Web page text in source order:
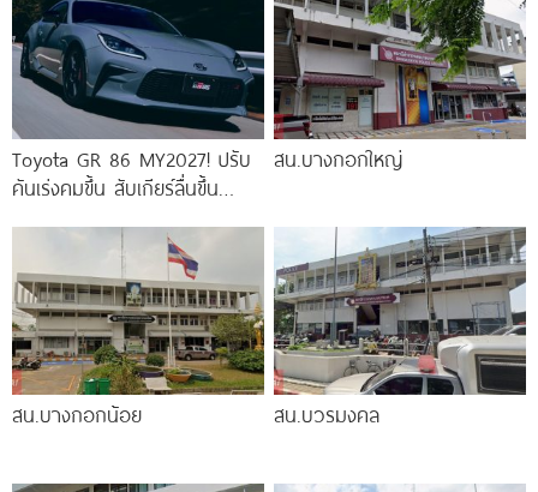
Toyota GR 86 MY2027! ปรับ
คันเร่งคมขึ้น สับเกียร์ลื่นขึ้น
สน.บางกอกใหญ่
สน.บางกอกน้อย สน.บวรมงคล